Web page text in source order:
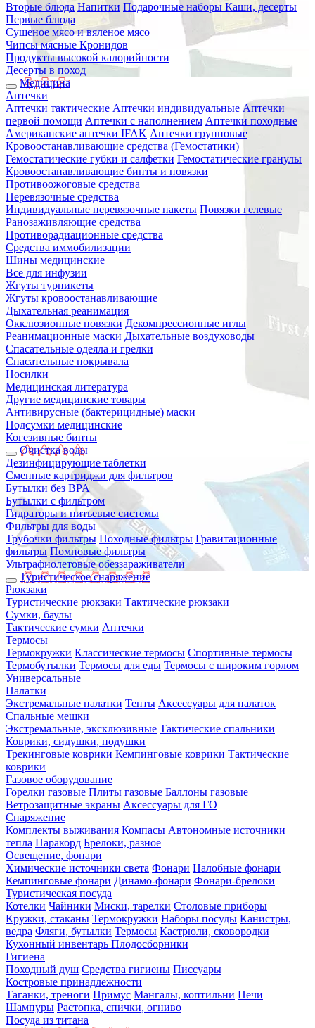
Вторые блюда Напитки Подарочные наборы Каши, десерты
Первые блюда
Сушеное мясо и вяленое мясо
Чипсы мясные Кронидов
Продукты высокой калорийности
Десерты в поход
Медицина
Аптечки
Аптечки тактические Аптечки индивидуальные Аптечки
первой помощи Аптечки с наполнением Аптечки походные
Американские аптечки IFAK Аптечки групповые
Кровоостанавливающие средства (Гемостатики)
Гемостатические губки и салфетки Гемостатические гранулы
Кровоостанавливающие бинты и повязки
Противоожоговые средства
Перевязочные средства
Индивидуальные перевязочные пакеты Повязки гелевые
Ранозаживляющие средства
Противорадиационные средства
Средства иммобилизации
Шины медицинские
Все для инфузии
Жгуты турникеты
Жгуты кровоостанавливающие
Дыхательная реанимация
Окклюзионные повязки Декомпрессионные иглы
Реанимационные маски Дыхательные воздуховоды
Спасательные одеяла и грелки
Спасательные покрывала
Носилки
Медицинская литература
Другие медицинские товары
Антивирусные (бактерицидные) маски
Подсумки медицинские
Когезивные бинты
Очистка воды
Дезинфицирующие таблетки
Сменные картриджи для фильтров
Бутылки без BPA
Бутылки с фильтром
Гидраторы и питьевые системы
Фильтры для воды
Трубочки фильтры Походные фильтры Гравитационные
фильтры Помповые фильтры
Ультрафиолетовые обеззараживатели
Туристическое снаряжение
Рюкзаки
Туристические рюкзаки Тактические рюкзаки
Сумки, баулы
Тактические сумки Аптечки
Термосы
Термокружки Классические термосы Спортивные термосы
Термобутылки Термосы для еды Термосы с широким горлом
Универсальные
Палатки
Экстремальные палатки Тенты Аксессуары для палаток
Спальные мешки
Экстремальные, эксклюзивные Тактические спальники
Коврики, сидушки, подушки
Трекинговые коврики Кемпинговые коврики Тактические
коврики
Газовое оборудование
Горелки газовые Плиты газовые Баллоны газовые
Ветрозащитные экраны Аксессуары для ГО
Снаряжение
Комплекты выживания Компасы Автономные источники
тепла Паракорд Брелоки, разное
Освещение, фонари
Химические источники света Фонари Налобные фонари
Кемпинговые фонари Динамо-фонари Фонари-брелоки
Туристическая посуда
Котелки Чайники Миски, тарелки Столовые приборы
Кружки, стаканы Термокружки Наборы посуды Канистры,
ведра Фляги, бутылки Термосы Кастрюли, сковородки
Кухонный инвентарь Плодосборники
Гигиена
Походный душ Средства гигиены Писсуары
Костровые принадлежности
Таганки, треноги Примус Мангалы, коптильни Печи
Шампуры Растопка, спички, огниво
Посуда из титана